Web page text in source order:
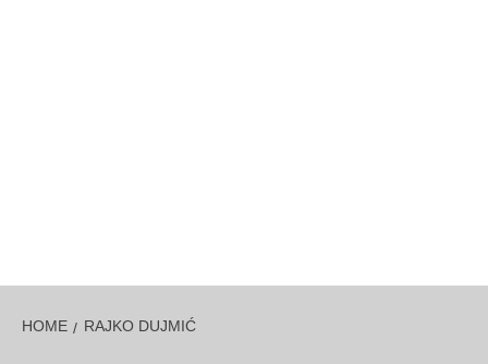
HOME RAJKO DUJMIĆ